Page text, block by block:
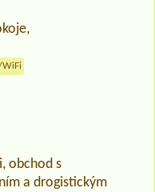
WiFi
obchod s
a drogistickým